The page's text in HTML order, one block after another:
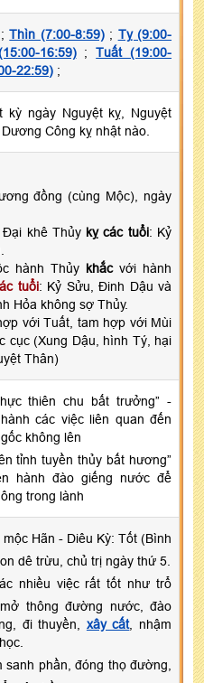
;Thìn (7:00-8:59); Tỵ (9:00-
16:59);Tuất (19:00-
22:59) ;
kỳ ngày Nguyệt kỵ, Nguyệt
Công kỵ nhật nào.
đồng (cùng Mộc), ngày
khê Thủy kỵ các tuổi: Kỷ
hành Thủy khắcvới hành
tuổi: Kỷ Sửu, Đinh Dậu và
Hỏa không sợ Thủy.
với Tuất, tam hợp với Mùi
cục (Xung Dậu, hình Tý, hại
Thân)
thiên chu bất trưởng” -
các việc liên quan đến
không lên
tỉnh tuyền thủy bất hương”
hành đào giếng nước để
trong lành
mộc Hãn - Diêu Kỳ: Tốt (Bình
dê trừu, chủ trị ngày thứ 5.
nhiều việc rất tốt như trổ
thông đường nước, đào
đi thuyền, xây cất, nhậm
sanh phần, đóng thọ đường,